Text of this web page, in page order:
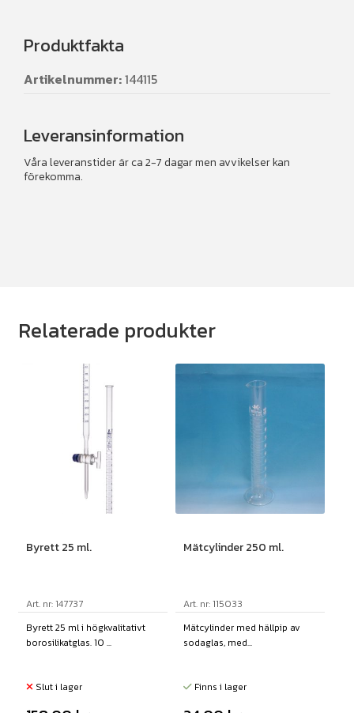
Produktfakta
Artikelnummer:144115
Leveransinformation
Våra leveranstider är ca 2-7 dagar men avvikelser kan
förekomma.
Relaterade produkter
Byrett 25 ml.
Art. nr: 147737
Byrett 25 ml i högkvalitativt
borosilikatglas. 10 ...
Slut i lager
Mätcylinder 250 ml.
Art. nr: 115033
Mätcylinder med hällpip av
sodaglas, med...
Finns i lager